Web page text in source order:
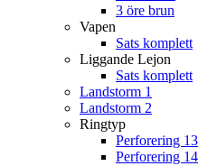
3 öre brun
Vapen
Sats komplett
Liggande Lejon
Sats komplett
Landstorm 1
Landstorm 2
Ringtyp
Perforering 13
Perforering 14